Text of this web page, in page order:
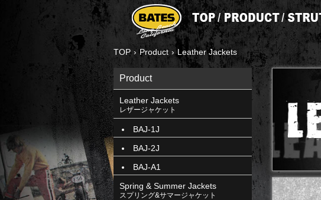
TOP › Product › Leather Jackets
Product
Leather Jackets
レザージャケット
BAJ-1J
BAJ-2J
BAJ-A1
Spring & Summer Jackets
スプリング&サマージャケット